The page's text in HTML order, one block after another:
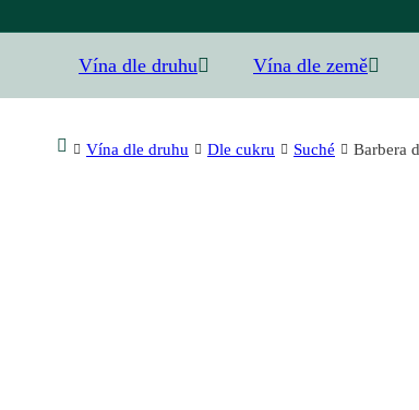
Vína dle druhu Vína dle země
Vína dle druhu Dle cukru Suché Barbera